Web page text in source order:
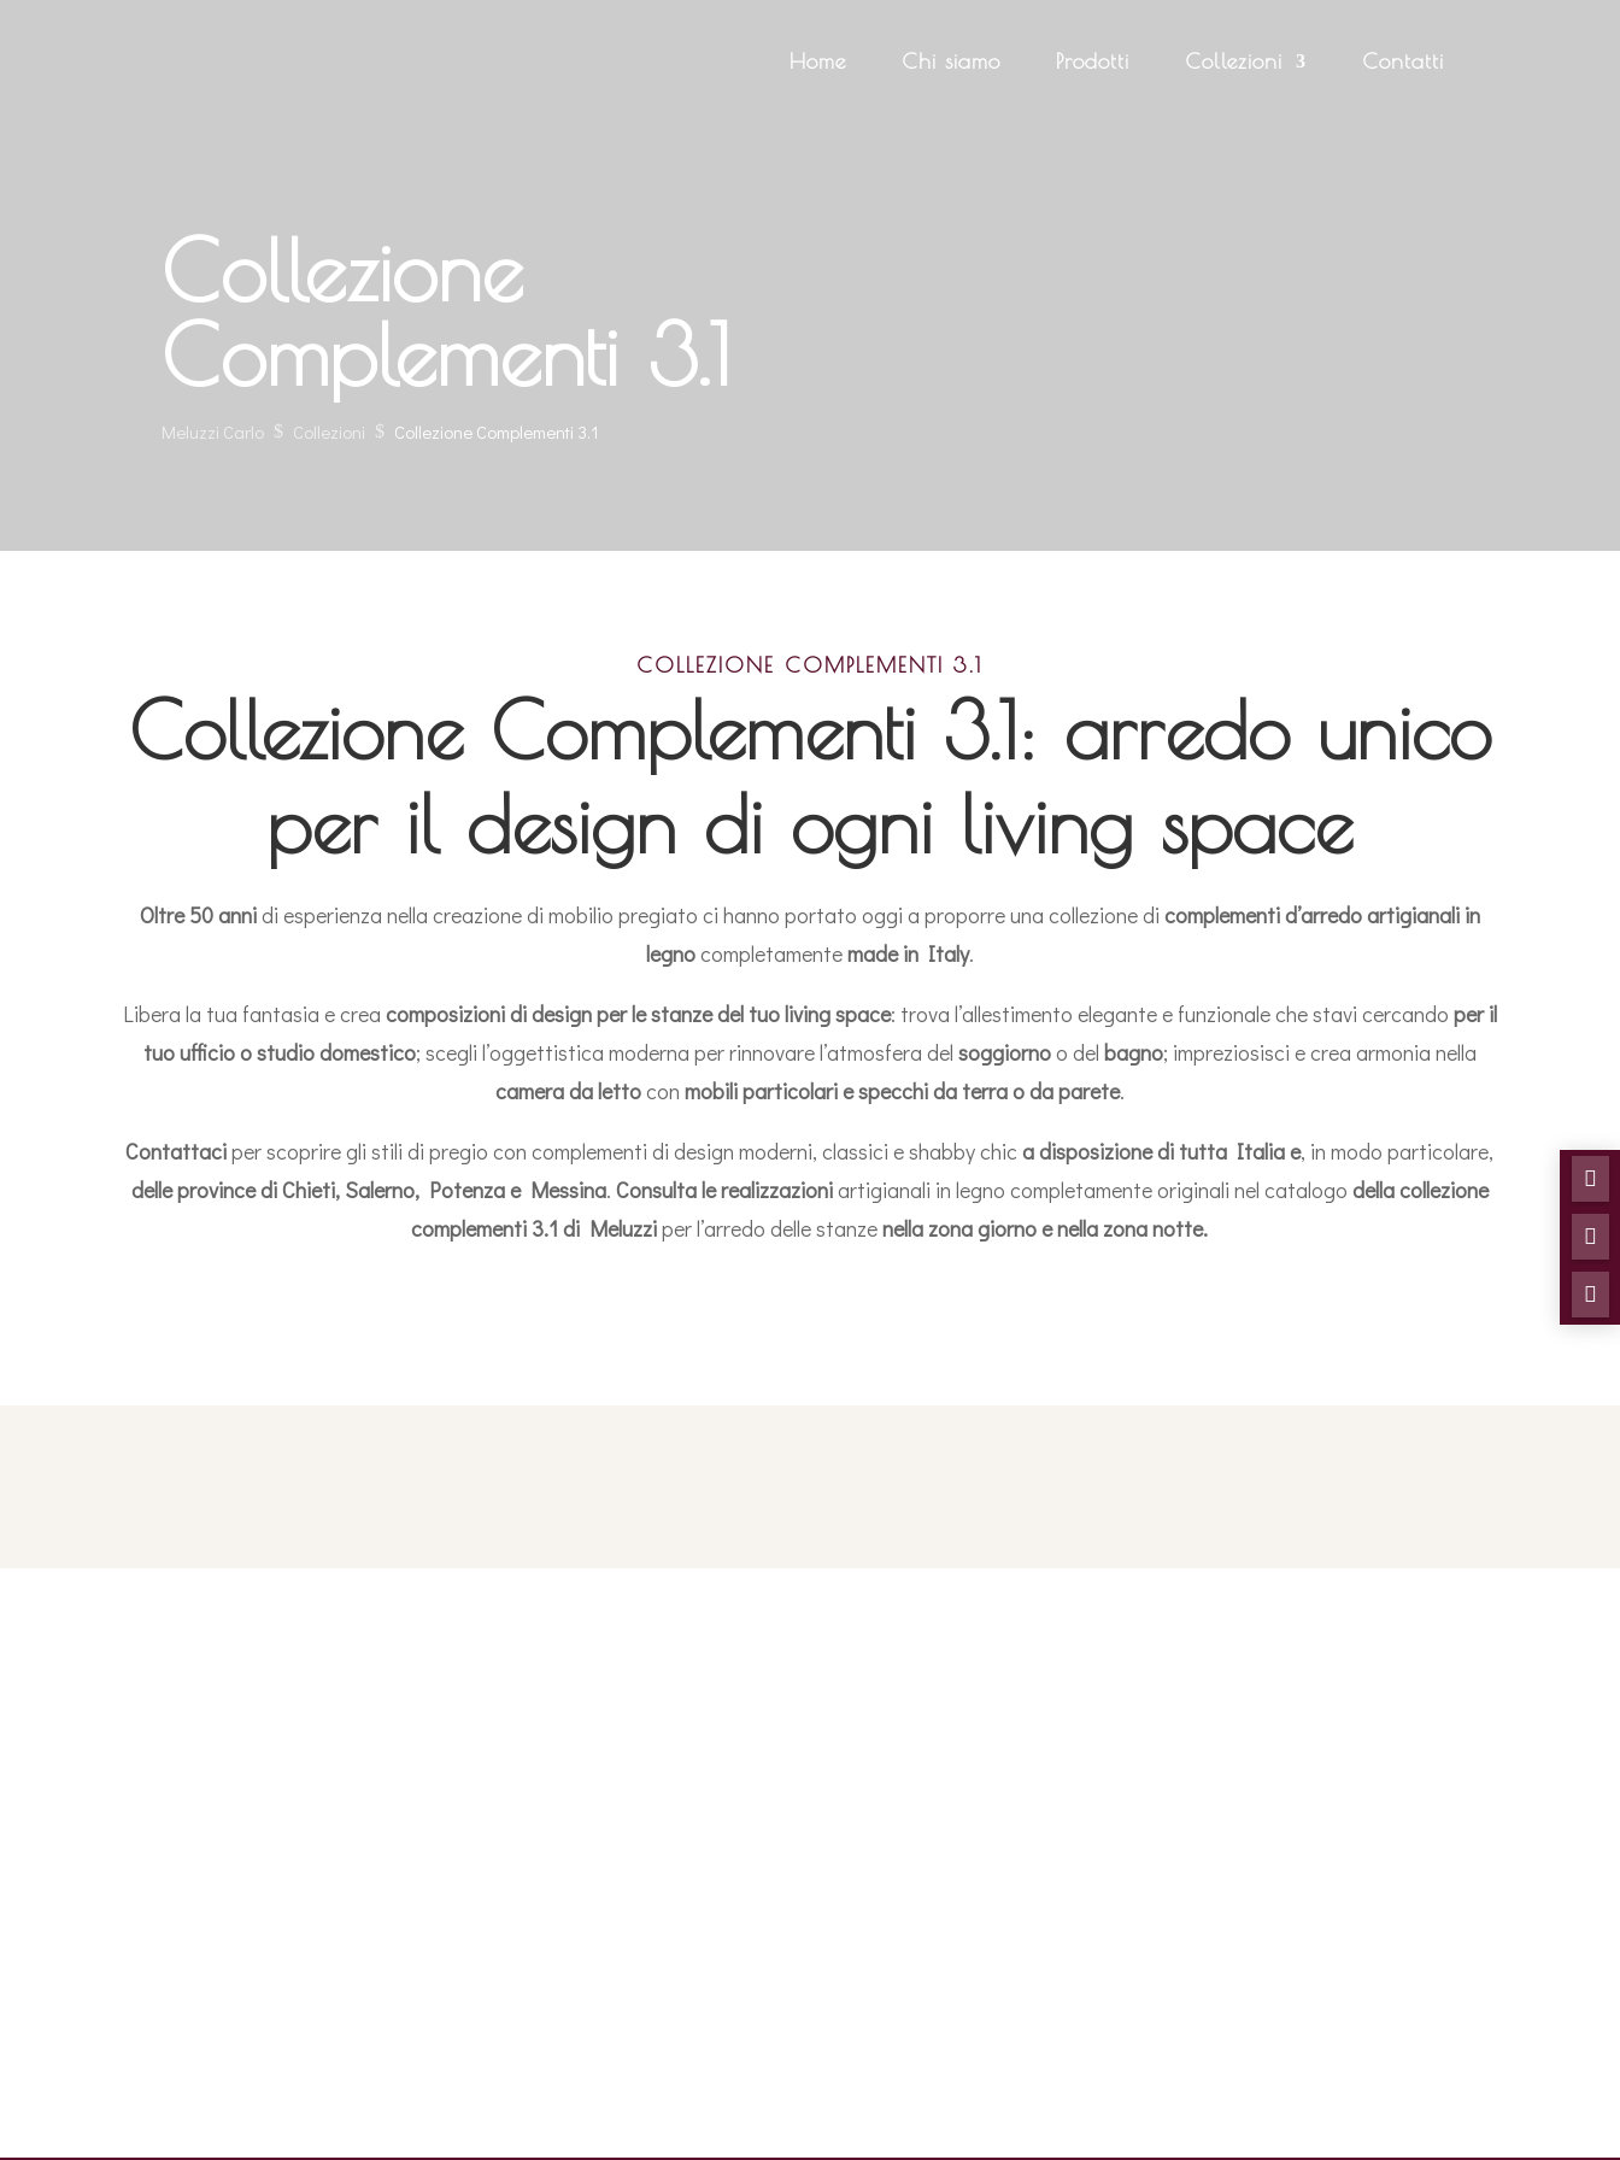
Home Chi siamo Prodotti Collezioni Contatti
Collezione
Complementi 3.1
Meluzzi Carlo $ Collezioni $ Collezione Complementi 3.1
COLLEZIONE COMPLEMENTI 3.1
Collezione Complementi 3.1: arredo unico
per il design di ogni living space
Oltre 50 annidi esperienza nella creazione di mobilio pregiato ci hanno portato oggi a proporre una collezione di complementi d’arredoartigianali in
legnocompletamentemade in Italy.
Libera la tua fantasia e crea composizioni di design per le stanze del tuo living space: trova l’allestimento elegante e funzionale che stavi cercando per il
tuo ufficio o studio domestico; scegli l’oggettistica moderna per rinnovare l’atmosfera del soggiornoo del bagno; impreziosisci e crea armonia nella
camera da lettocon mobili particolari e specchi da terra o da parete.
Contattaciper scoprire gli stili di pregio con complementi di design moderni, classici e shabby chica disposizionedi tutta Italiae, in modo particolare,
delleprovince di Chieti, Salerno, Potenza e Messina. Consulta le realizzazioniartigianali in legno completamente originali nel catalogo della collezione
complementi 3.1 di Meluzziper l’arredo delle stanzenella zona giorno e nella zona notte.


